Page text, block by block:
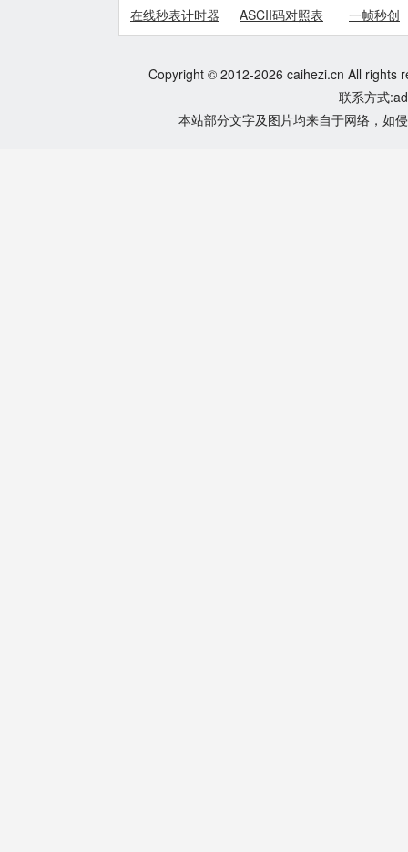
在线秒表计时器 ASCII码对照表 一帧秒创
Copyright © 2012-2026 caihezi.cn All rights
联系方式
本站部分文字及图片均来自于网络，如